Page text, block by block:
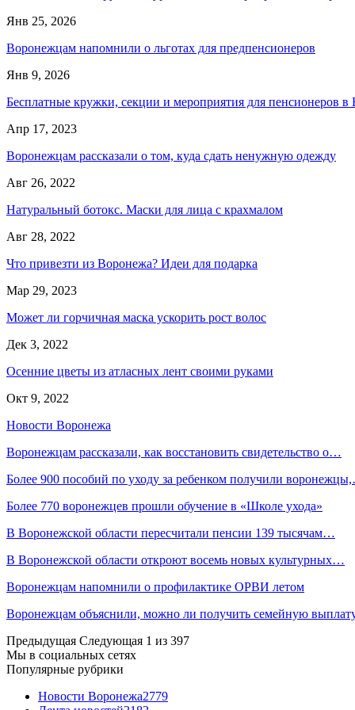
Янв 25, 2026
Воронежцам напомнили о льготах для предпенсионеров
Янв 9, 2026
Бесплатные кружки, секции и мероприятия для пенсионеров в
Апр 17, 2023
Воронежцам рассказали о том, куда сдать ненужную одежду
Авг 26, 2022
Натуральный ботокс. Маски для лица с крахмалом
Авг 28, 2022
Что привезти из Воронежа? Идеи для подарка
Мар 29, 2023
Может ли горчичная маска ускорить рост волос
Дек 3, 2022
Осенние цветы из атласных лент своими руками
Окт 9, 2022
Новости Воронежа
Воронежцам рассказали, как восстановить свидетельство о…
Более 900 пособий по уходу за ребенком получили
Более 770 воронежцев прошли обучение в «Школе ухода»
В Воронежской области пересчитали пенсии 139 тысячам…
В Воронежской области откроют восемь новых культурных…
Воронежцам напомнили о профилактике ОРВИ летом
Воронежцам объяснили, можно ли получить семейную
Предыдущая Следующая 1 из 397
Мы в социальных сетях
Популярные рубрики
Новости Воронежа2779